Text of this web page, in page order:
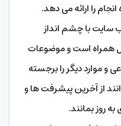
را ارائه می دهد.
سایت با چشم انداز
همراه است و موضوعات
و موارد دیگر را برجسته
از آخرین پیشرفت ها و
روز بمانند.